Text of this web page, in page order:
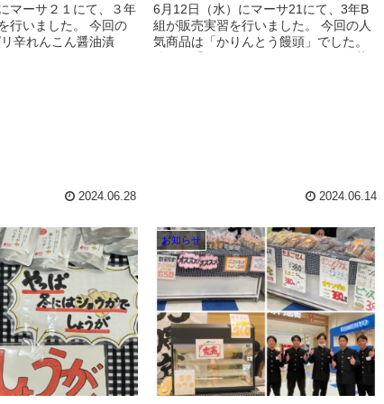
マーサ２１にて、３年
行いました。 今回の
辛れんこん醤油漬
2024.06.28
6月12日（水）にマーサ21にて、3年B
組が販売実習を行いました。 今回の人
気商品は「かりんとう饅頭」でした。
他にも「ばかたれ」やおつまみ、洋菓
2024.06.14
お知らせ